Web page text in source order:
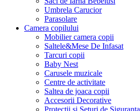
Umbrela Carucior
Parasolare
Camera copilului
Mobilier camera copii
Saltele&Mese De Infasat
Tarcuri copii
Baby Nest
Carusele muzicale
Centre de activitate
Saltea de joaca copii
Accesorii Decorative